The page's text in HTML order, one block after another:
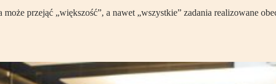
przejąć „większość”, a nawet „wszystkie” zadania realizowane